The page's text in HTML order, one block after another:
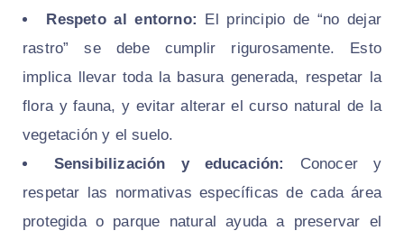
Respeto al entorno: El principio de “no dejar
rastro” se debe cumplir rigurosamente. Esto
implica llevar toda la basura generada, respetar la
flora y fauna, y evitar alterar el curso natural de la
vegetación y el suelo.
Sensibilización y educación:
Conocer y
respetar las normativas específicas de cada área
protegida o parque natural ayuda a preservar el